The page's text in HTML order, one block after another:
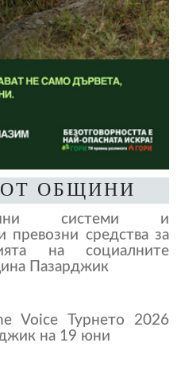
ОБЩИНИ
системи и
превозни средства за
на социалните
Пазарджик
Voice Турнето 2026
на 19 юни